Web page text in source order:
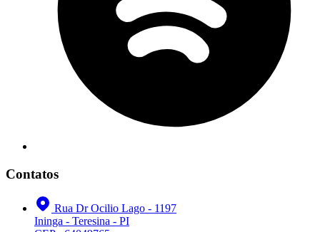
Contatos
Rua Dr Ocilio Lago - 1197
Ininga - Teresina - PI